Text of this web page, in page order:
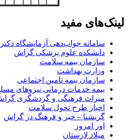
لینک‌های مفید
سامانه جواب‌دهی آزمایشگاه
دانشکده علوم پزشکی گراش
سازمان بیمه سلامت
وزارت بهداشت
سازمان بیمه تامین اجتماعی
بیمه خدمات درمانی نیروهای
میراث فرهنگی و گردشگری
اخبار طرح تحول سلامت
گریشنا – خبر و فرهنگ در گراش
اوز امروز
میلاد لارستان